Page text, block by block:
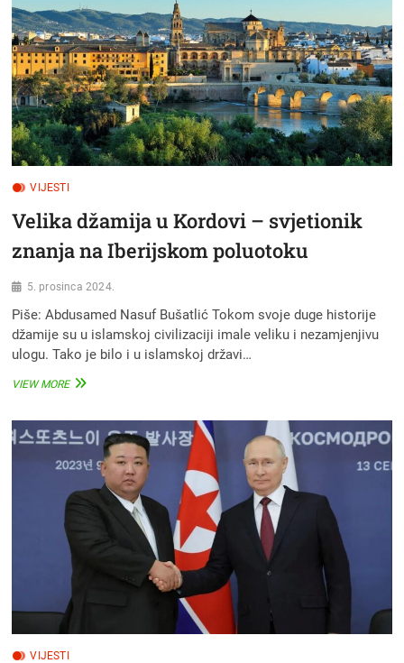
LIJEPA
VIJEST
ZA
NJIH
VIJESTI
Velika džamija u Kordovi – svjetionik
znanja na Iberijskom poluotoku
5. prosinca 2024.
Piše: Abdusamed Nasuf Bušatlić Tokom svoje duge historije
džamije su u islamskoj civilizaciji imale veliku i nezamjenjivu
ulogu. Tako je bilo i u islamskoj državi…
VIEW MOREVELIKA
KORDOVI
–
SVJETIONIK
ZNANJA
NA
IBERIJSKOM
VIJESTI